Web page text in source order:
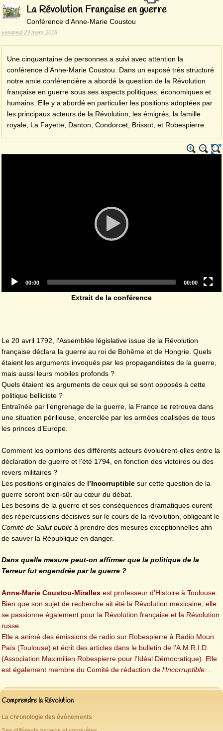
La Révolution Française en guerre
Conférence d’Anne-Marie Coustou
vendredi 23 mars 2018
Une cinquantaine de personnes a suivi avec attention la
conférence d’Anne-Marie Coustou. Dans un exposé très structuré
notre amie conférencière a abordé la question de la Révolution
française en guerre sous ses aspects politiques, économiques et
humains. Elle y a abordé en particulier les positions adoptées par
les principaux acteurs de la Révolution, les émigrés, la famille
royale, La Fayette, Danton, Condorcet, Brissot, et Robespierre.
Current
00:00
Total
duration
00:00
Extrait de la conférence
Le 20 avril 1792, l’Assemblée législative issue de la Révolution
française déclara la guerre au roi de Bohême et de Hongrie. Quels
étaient les arguments invoqués par les propagandistes de la guerre,
mais aussi leurs mobiles profonds ?
Quels étaient les arguments de ceux qui se sont opposés à cette
politique belliciste ?
Entraînée par l’engrenage de la guerre, la France se retrouva dans
une situation périlleuse, encerclée par les armées coalisées de tous
les princes d’Europe.
Comment les opinions des différents acteurs évoluèrent-elles entre la
déclaration de guerre et l’été 1794, en fonction des victoires ou des
revers militaires ?
Les positions originales de l’Incorruptible sur cette question de la
guerre seront bien-sûr au cœur du débat.
Les besoins de la guerre et ses conséquences dramatiques eurent
des répercussions décisives sur le cours de la révolution, obligeant le
Comité de Salut public à prendre des mesures exceptionnelles afin
de sauver la République en danger.
Dans quelle mesure peut-on affirmer que la politique de la
Terreur fut engendrée par la guerre ?
Anne-Marie Coustou-Miralles est professeur d’Histoire à Toulouse.
Bien que son sujet de recherche ait été la Révolution mexicaine, elle
se passionne également pour la Révolution française et la Révolution
russe.
Elle a animé des émissions de radio sur Robespierre à Radio Moun
Païs (Toulouse) et écrit des articles dans le bulletin de l’A.M.R.I.D.
(Association Maximilien Robespierre pour l’Idéal Démocratique). Elle
est également membre du Comité de rédaction de l’Incorruptible.
Comprendre la Révolution
La chronologie des évènements